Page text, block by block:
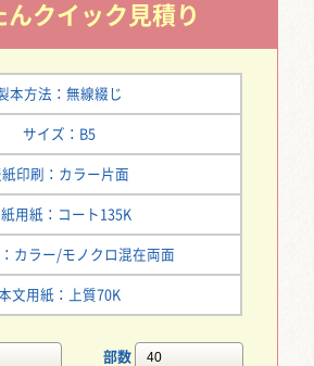
んクイック見積り
本方法：無線綴じ
サイズ：B5
紙印刷：カラー片面
用紙：コート135K
カラー/モノクロ混在両面
文用紙：上質70K
部数